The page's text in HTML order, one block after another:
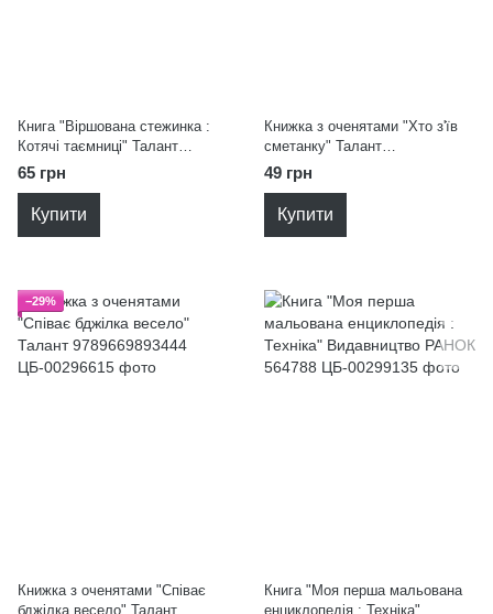
Книга "Віршована стежинка :
Котячі таємниці" Талант
9789669893253
65 грн
Купити
Книжка з оченятами "Хто з'їв
сметанку" Талант
9789669893413
49 грн
Купити
−29%
Книжка з оченятами "Співає
бджілка весело" Талант
Книга "Моя перша мальована
енциклопедія : Техніка"